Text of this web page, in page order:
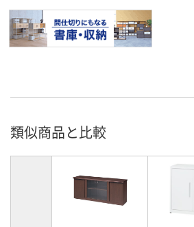
類似商品と比較